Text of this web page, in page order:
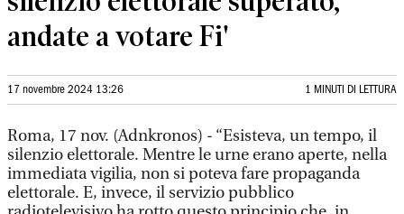
andate a votare Fi'
17 novembre 2024 13:26 1 MINUTI DI LETTURA
Roma, 17 nov. (Adnkronos) - “Esisteva, un tempo, il
silenzio elettorale. Mentre le urne erano aperte, nella
immediata vigilia, non si poteva fare propaganda
elettorale. E, invece, il servizio pubblico